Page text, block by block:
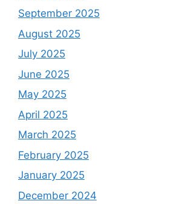
September 2025
August 2025
July 2025
June 2025
May 2025
April 2025
March 2025
February 2025
January 2025
December 2024